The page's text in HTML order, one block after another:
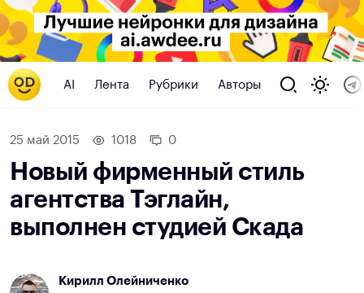
AI Лента Рубрики Авторы
25 май 2015 1018 0
Новый фирменный стиль
агентства Тэглайн,
выполнен студией Скада
Кирилл Олейниченко